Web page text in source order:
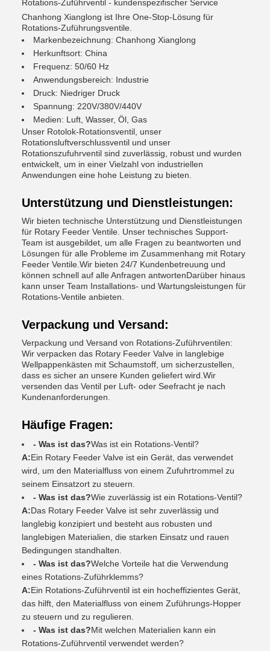
Rotations-Zuführventil - kundenspezifischer Service
Chanhong Xianglong ist Ihre One-Stop-Lösung für
Rotations-Zuführungsventile.
Markenbezeichnung: Chanhong Xianglong
Herkunftsort: China
Frequenz: 50/60 Hz
Anwendungsbereich: Industrie
Druck: Niedriger Druck
Spannung: 220V/380V/440V
Medien: Luft, Wasser, Öl, Gas
Unser Rotolok-Rotationsventil, unser
Rotationsluftverschlussventil und unser
Rotationszufuhrventil sind zuverlässig, robust und wurden
entwickelt, um in einer Vielzahl von industriellen
Anwendungen eine hohe Leistung zu bieten.
Unterstützung und Dienstleistungen:
Wir bieten technische Unterstützung und Dienstleistungen
für Rotary Feeder Ventile. Unser technisches Support-
Team ist ausgebildet, um alle Fragen zu beantworten und
Lösungen für alle Probleme im Zusammenhang mit Rotary
Feeder Ventile.Wir bieten 24/7 Kundenbetreuung und
können schnell auf alle Anfragen antwortenDarüber hinaus
kann unser Team Installations- und Wartungsleistungen für
Rotations-Ventile anbieten.
Verpackung und Versand:
Verpackung und Versand von Rotations-Zuführventilen:
Wir verpacken das Rotary Feeder Valve in langlebige
Wellpappenkästen mit Schaumstoff, um sicherzustellen,
dass es sicher an unsere Kunden geliefert wird.Wir
versenden das Ventil per Luft- oder Seefracht je nach
Kundenanforderungen.
Häufige Fragen:
- Was ist das?Was ist ein Rotations-Ventil?
A:Ein Rotary Feeder Valve ist ein Gerät, das verwendet
wird, um den Materialfluss von einem Zufuhrtrommel zu
seinem Einsatzort zu steuern.
- Was ist das?Wie zuverlässig ist ein Rotations-Ventil?
A:Das Rotary Feeder Valve ist sehr zuverlässig und
langlebig konzipiert und besteht aus robusten und
langlebigen Materialien, die starken Einsatz und rauen
Bedingungen standhalten.
- Was ist das?Welche Vorteile hat die Verwendung
eines Rotations-Zuführklemms?
A:Ein Rotations-Zuführventil ist ein hocheffizientes Gerät,
das hilft, den Materialfluss von einem Zuführungs-Hopper
zu steuern und zu regulieren.
- Was ist das?Mit welchen Materialien kann ein
Rotations-Zuführventil verwendet werden?